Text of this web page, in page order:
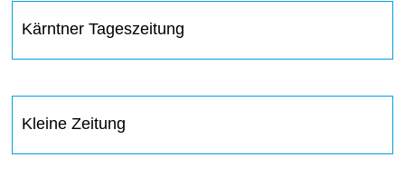
Kärntner Tageszeitung
Kleine Zeitung